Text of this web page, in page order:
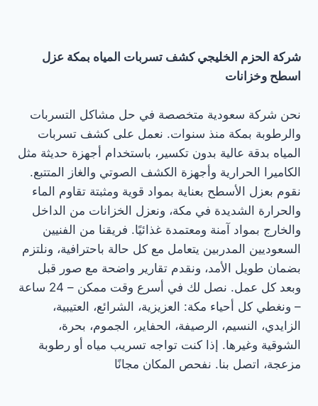
شركة الحزم الخليجي كشف تسربات المياه بمكة عزل
اسطح وخزانات
نحن شركة سعودية متخصصة في حل مشاكل التسربات
والرطوبة بمكة منذ سنوات. نعمل على كشف تسربات
المياه بدقة عالية بدون تكسير، باستخدام أجهزة حديثة مثل
الكاميرا الحرارية وأجهزة الكشف الصوتي والغاز المتتبع.
نقوم بعزل الأسطح بعناية بمواد قوية ومثبتة تقاوم الماء
والحرارة الشديدة في مكة، ونعزل الخزانات من الداخل
والخارج بمواد آمنة ومعتمدة غذائيًا. فريقنا من الفنيين
السعوديين المدربين يتعامل مع كل حالة باحترافية، ونلتزم
بضمان طويل الأمد، ونقدم تقارير واضحة مع صور قبل
وبعد كل عمل. نصل لك في أسرع وقت ممكن – 24 ساعة
– ونغطي كل أحياء مكة: العزيزية، الشرائع، العتيبية،
الزايدي، النسيم، الرصيفة، الحفاير، الجموم، بحرة،
الشوقية وغيرها. إذا كنت تواجه تسريب مياه أو رطوبة
مزعجة، اتصل بنا. نفحص المكان مجانًا